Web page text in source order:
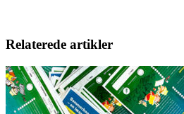
Relaterede artikler